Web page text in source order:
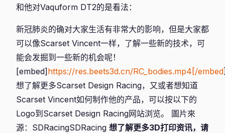
和他对Vaquform DT2的是看法：
新冠肺炎的确对大家生活有非常大的影响，但是大家都
可以像Scarset Vincent一样，了解一些新的技术，可
能会发掘到一些新的机会呢！
[embed]https://res.beets3d.cn/RC_bodies.mp4[/embed
想了解更多Scarset Design Racing，又或者想知道
Scarset Vincent如何制作他的产品，可以按以下的
Logo到Scarset Design Racing网站浏览。 圖片來
源：SDRacingSDRacing 想了解更多3D打印资讯，请